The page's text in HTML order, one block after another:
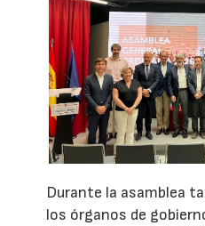
Durante la asamblea
los órganos de